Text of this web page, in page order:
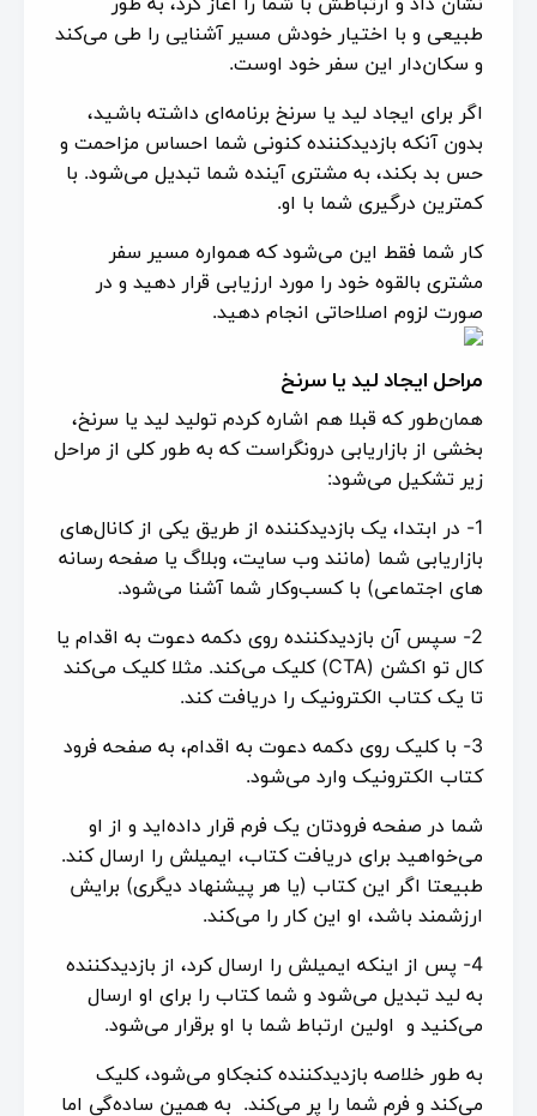
طبیعی و با اختیار خودش مسیر آشنایی را طی می‌کند
و سکان‌دار این سفر خود اوست.
اگر برای ایجاد لید یا سرنخ برنامه‌ای داشته باشید،
بدون آنکه بازدیدکننده کنونی شما احساس مزاحمت و
حس بد بکند، به مشتری آینده شما تبدیل می‌شود. با
کمترین درگیری شما با او.
کار شما فقط این می‌شود که همواره مسیر سفر
مشتری بالقوه خود را مورد ارزیابی قرار دهید و در
صورت لزوم اصلاحاتی انجام دهید.
مراحل ایجاد لید یا سرنخ
همان‌طور که قبلا هم اشاره کردم تولید لید یا سرنخ،
بخشی از بازاریابی درونگراست که به طور کلی از مراحل
زیر تشکیل می‌شود:
1- در ابتدا، یک بازدیدکننده از طریق یکی از کانال‌های
بازاریابی شما (مانند وب سایت، وبلاگ یا صفحه رسانه
های اجتماعی) با کسب‌وکار شما آشنا می‌شود.
2- سپس آن بازدیدکننده روی دکمه دعوت به اقدام یا
کال تو اکشن (CTA) کلیک می‌کند. مثلا کلیک می‌کند
تا یک کتاب الکترونیک را دریافت کند.
3- با کلیک روی دکمه دعوت به اقدام، به صفحه فرود
کتاب الکترونیک وارد می‌شود.
شما در صفحه فرودتان یک فرم قرار داده‌اید و از او
می‌خواهید برای دریافت کتاب، ایمیلش را ارسال کند.
طبیعتا اگر این کتاب (یا هر پیشنهاد دیگری) برایش
ارزشمند باشد، او این کار را می‌کند.
4- پس از اینکه ایمیلش را ارسال کرد، از بازدیدکننده
به لید تبدیل می‌شود و شما کتاب را برای او ارسال
می‌کنید و اولین ارتباط شما با او برقرار می‌شود.
به طور خلاصه بازدیدکننده کنجکاو می‌شود، کلیک
می‌کند و فرم شما را پر می‌کند. به همین ساده‌گی اما